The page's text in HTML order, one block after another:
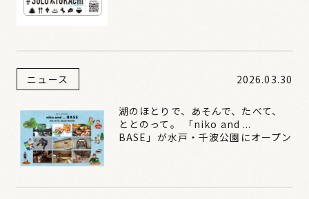
ニュース 2026.03.30
湖のほとりで、あそんで、たべて、
ととのって。 「niko and ...
BASE」が水戸・千波公園にオープン